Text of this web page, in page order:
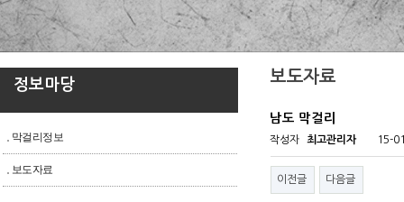
정보마당
막걸리정보
보도자료
보도자료
남도 막걸리
작성자 최고관리자 15-
이전글 다음글